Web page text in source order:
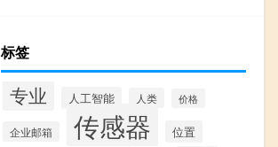
标签
专业 人工智能 人类 价格
企业邮箱 传感器 位置